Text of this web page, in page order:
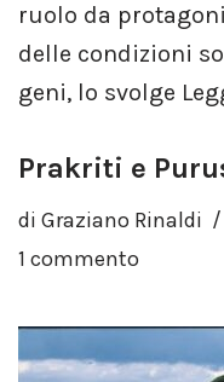
ruolo da
delle condizioni
geni, lo svolge
Prakriti e
di Graziano Rinaldi
1 commento